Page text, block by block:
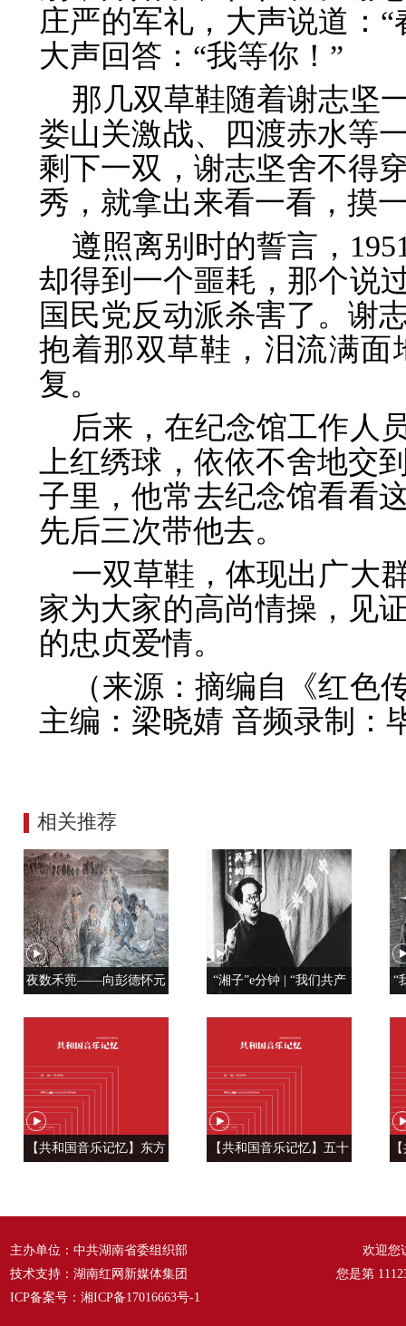
庄严的军礼，大声说道：
大声回答：“我等你！”
那几双草鞋随着谢志坚
娄山关激战、四渡赤水等
剩下一双，谢志坚舍不得
秀，就拿出来看一看，摸
遵照离别时的誓言，
却得到一个噩耗，那个说
国民党反动派杀害了。谢
抱着那双草鞋，泪流满
复。
后来，在纪念馆工作人
上红绣球，依依不舍地交
子里，他常去纪念馆看看
先后三次带他去。
一双草鞋，体现出广大
家为大家的高尚情操，见
的忠贞爱情。
（来源：摘编自《红色
主编：梁晓婧 音频录制：
相关推荐
夜数禾蔸——向彭德怀元
“湘子”e分钟 | “我们共产
“
【共和国音乐记忆】东方
【共和国音乐记忆】五十
主办单位：中共湖南省委组织部
技术支持：湖南红网新媒体集团
ICP备案号： 湘ICP备17016663号-1
欢迎您
您是第